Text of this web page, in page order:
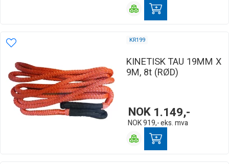
KR199
KINETISK TAU 19MM X
9M, 8t (RØD)
NOK 1.149,-
NOK919,-eks. mva